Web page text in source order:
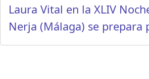
Laura Vital en la XLIV
Nerja (Málaga) se prepara